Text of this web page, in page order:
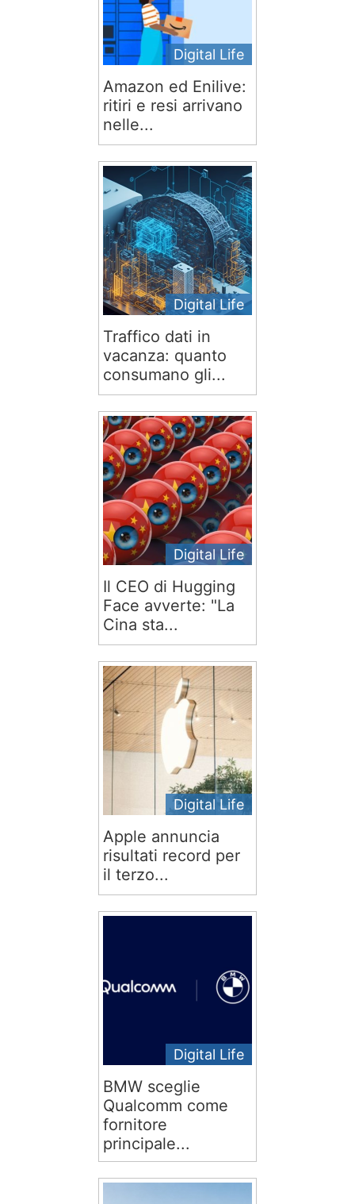
Digital Life
Amazon ed Enilive:
ritiri e resi arrivano
nelle...
Digital Life
Traffico dati in
vacanza: quanto
consumano gli...
Digital Life
Il CEO di Hugging
Face avverte: "La
Cina sta...
Digital Life
Apple annuncia
risultati record per
il terzo...
Digital Life
BMW sceglie
Qualcomm come
fornitore
principale...